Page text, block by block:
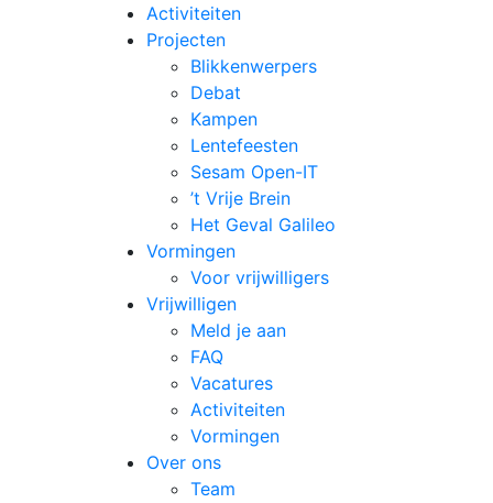
Activiteiten
Projecten
Blikkenwerpers
Debat
Kampen
Lentefeesten
Sesam Open-IT
’t Vrije Brein
Het Geval Galileo
Vormingen
Voor vrijwilligers
Vrijwilligen
Meld je aan
FAQ
Vacatures
Activiteiten
Vormingen
Over ons
Team